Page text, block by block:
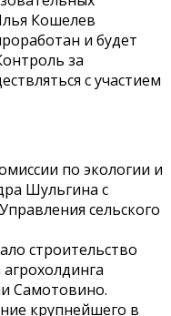
Кошелев
и будет
за
с участием
по экологии и
Шульгина с
сельского
строительство
Самотовино.
крупнейшего в